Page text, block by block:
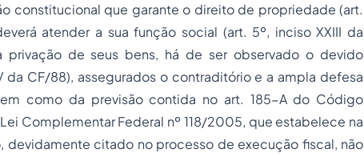
constitucional que garante o direito de propriedade (art.
atender a sua função social (art. 5º, inciso XXIII da
privação de seus bens, há de ser observado o devido
da CF/88), assegurados o contraditório e a ampla defesa
como da previsão contida no art. 185-A do Código
Complementar Federal nº 118/2005, que estabelece na
citado no processo de execução fiscal, não